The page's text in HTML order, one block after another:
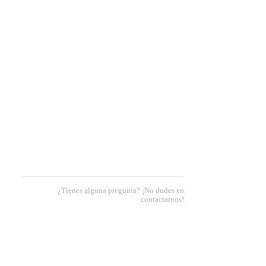
¿Tienes alguna pregunta? ¡No dudes en
contactarnos!